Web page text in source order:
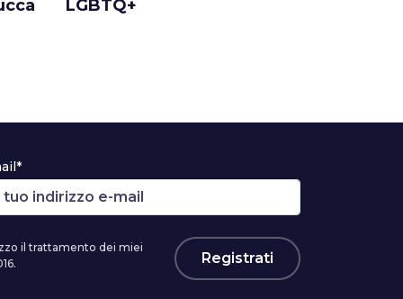
LGBTQ+
il trattamento dei miei
Registrati